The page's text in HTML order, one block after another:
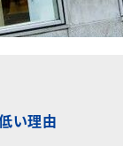
い理由